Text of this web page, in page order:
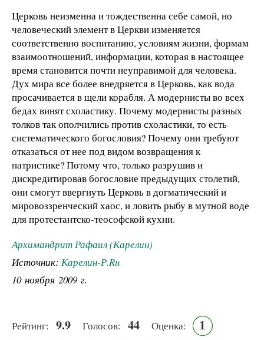
Церковь неизменна и тождественна себе самой, но
человеческий элемент в Церкви изменяется
соответственно воспитанию, условиям жизни, формам
взаимоотношений, информации, которая в настоящее
время становится почти неуправимой для человека.
Дух мира все более внедряется в Церковь, как вода
просачивается в щели корабля. А модернисты во всех
бедах винят схоластику. Почему модернисты разных
толков так ополчились против схоластики, то есть
систематического богословия? Почему они требуют
отказаться от нее под видом возвращения к
патристике? Потому что, только разрушив и
дискредитировав богословие предыдущих столетий,
они смогут ввергнуть Церковь в догматический и
мировоззренческий хаос, и ловить рыбу в мутной воде
для протестантско-теософской кухни.
Архимандрит Рафаил (Карелин)
Источник: Карелин-Р.Ru
10 ноября 2009 г.
Рейтинг: 9.9 Голосов: 44 Оценка: 1